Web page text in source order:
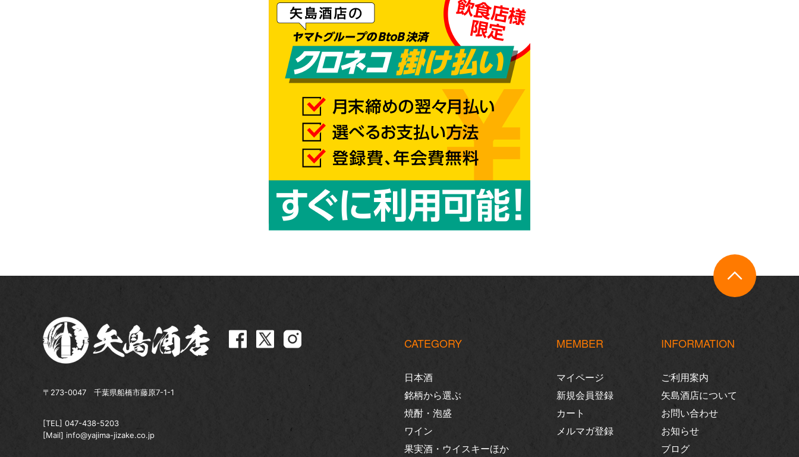
〒273-0047 千葉県船橋市藤原7-1-1
[TEL] 047-438-5203
[Mail] info@yajima-jizake.co.jp
CATEGORY
日本酒
銘柄から選ぶ
焼酎・泡盛
ワイン
果実酒・ウイスキーほか
MEMBER
マイページ
新規会員登録
カート
メルマガ登録
INFORMATION
ご利用案内
矢島酒店について
お問い合わせ
お知らせ
ブログ